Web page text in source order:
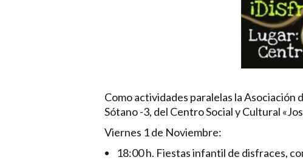
Como actividades paralelas la Asociación
Sótano -3, del Centro Social y Cultural
Viernes 1 de Noviembre:
18:00 h. Fiestas infantil de disfraces,